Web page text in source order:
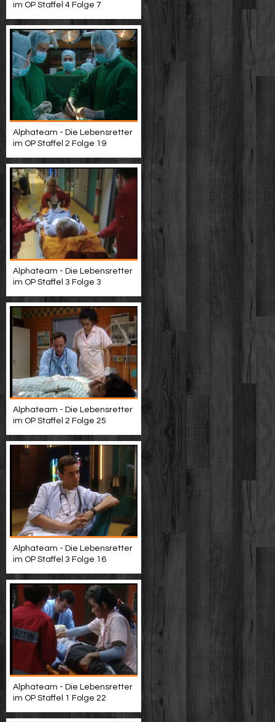
im OP Staffel 4 Folge 7
Alphateam - Die Lebensretter
im OP Staffel 2 Folge 19
Alphateam - Die Lebensretter
im OP Staffel 3 Folge 3
Alphateam - Die Lebensretter
im OP Staffel 2 Folge 25
Alphateam - Die Lebensretter
im OP Staffel 3 Folge 16
Alphateam - Die Lebensretter
im OP Staffel 1 Folge 22